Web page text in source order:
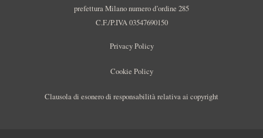
prefettura Milano numero d’ordine 285
C.F./P.IVA 03547690150
Privacy Policy
Cookie Policy
Clausola di esonero di responsabilità relativa ai copyright